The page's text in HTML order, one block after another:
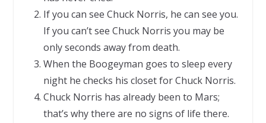
If you can see Chuck Norris, he can see you.
If you can’t see Chuck Norris you may be
only seconds away from death.
When the Boogeyman goes to sleep every
night he checks his closet for Chuck Norris.
Chuck Norris has already been to Mars;
that’s why there are no signs of life there.